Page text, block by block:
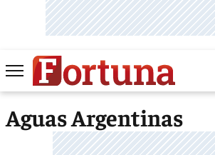
Aguas Argentinas